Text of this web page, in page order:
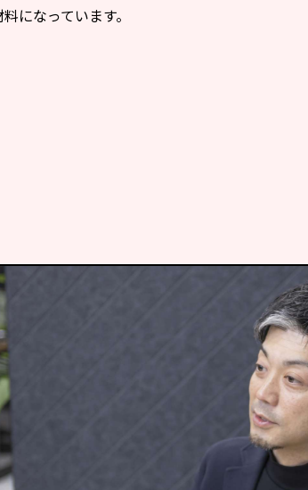
料になっています。